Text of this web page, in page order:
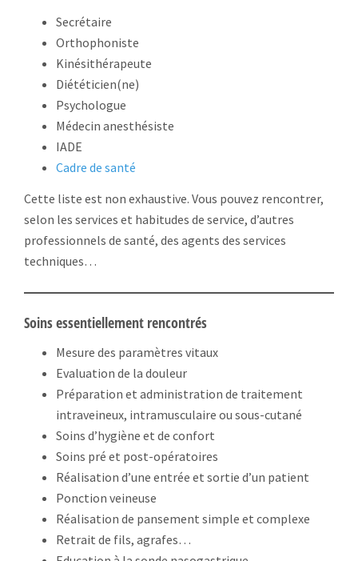
Secrétaire
Orthophoniste
Kinésithérapeute
Diététicien(ne)
Psychologue
Médecin anesthésiste
IADE
Cadre de santé
Cette liste est non exhaustive. Vous pouvez rencontrer,
selon les services et habitudes de service, d’autres
professionnels de santé, des agents des services
techniques…
Soins essentiellement rencontrés
Mesure des paramètres vitaux
Evaluation de la douleur
Préparation et administration de traitement
intraveineux, intramusculaire ou sous-cutané
Soins d’hygiène et de confort
Soins pré et post-opératoires
Réalisation d’une entrée et sortie d’un patient
Ponction veineuse
Réalisation de pansement simple et complexe
Retrait de fils, agrafes…